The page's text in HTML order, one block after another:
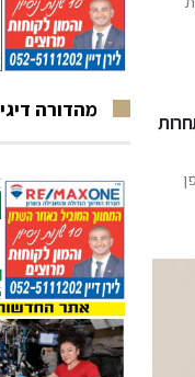
מהדורה